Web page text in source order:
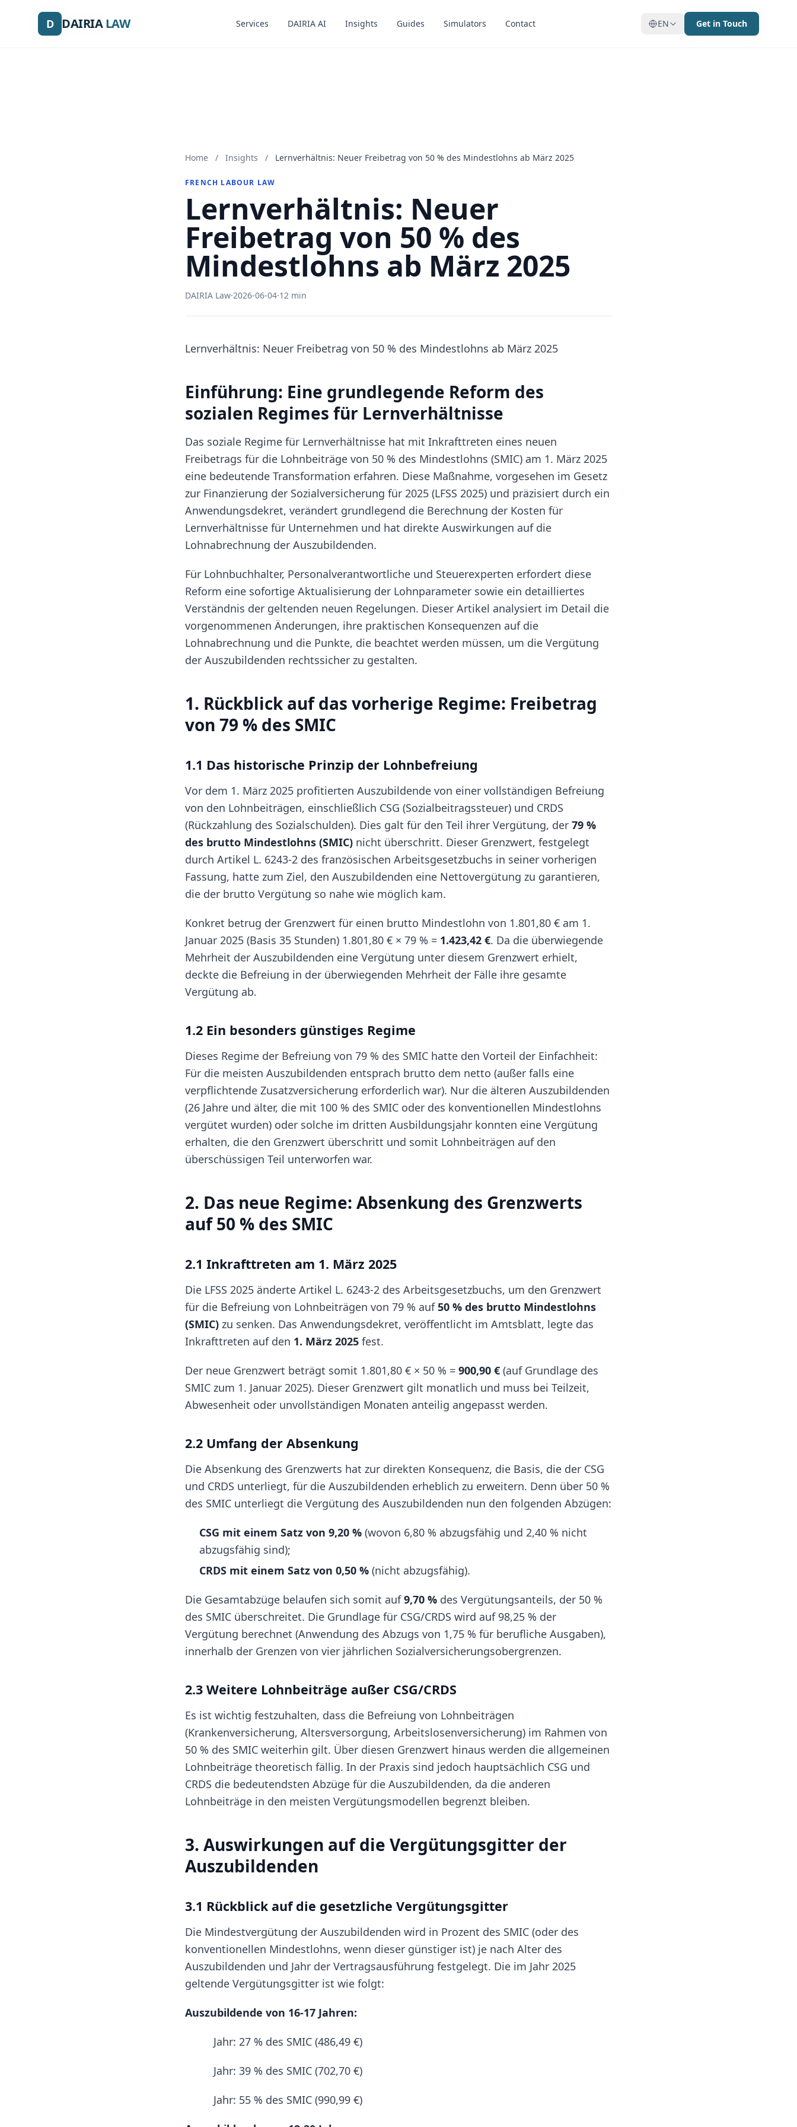
D DAIRIALAW Services DAIRIA AI Insights Guides Simulators Contact EN Get in Touch
D DAIRIALAW Services DAIRIA AI Insights Guides Simulators Contact EN Get in Touch
Home / Insights / Lernverhältnis: Neuer Freibetrag von 50 % des Mindestlohns ab März 2025
FRENCH LABOUR LAW
Lernverhältnis: Neuer
Freibetrag von 50 % des
Mindestlohns ab März 2025
DAIRIA Law·2026-06-04·12 min
Lernverhältnis: Neuer Freibetrag von 50 % des Mindestlohns ab März 2025
Einführung: Eine grundlegende Reform des
sozialen Regimes für Lernverhältnisse
Das soziale Regime für Lernverhältnisse hat mit Inkrafttreten eines neuen
Freibetrags für die Lohnbeiträge von 50 % des Mindestlohns (SMIC) am 1. März 2025
eine bedeutende Transformation erfahren. Diese Maßnahme, vorgesehen im Gesetz
zur Finanzierung der Sozialversicherung für 2025 (LFSS 2025) und präzisiert durch ein
Anwendungsdekret, verändert grundlegend die Berechnung der Kosten für
Lernverhältnisse für Unternehmen und hat direkte Auswirkungen auf die
Lohnabrechnung der Auszubildenden.
Für Lohnbuchhalter, Personalverantwortliche und Steuerexperten erfordert diese
Reform eine sofortige Aktualisierung der Lohnparameter sowie ein detailliertes
Verständnis der geltenden neuen Regelungen. Dieser Artikel analysiert im Detail die
vorgenommenen Änderungen, ihre praktischen Konsequenzen auf die
Lohnabrechnung und die Punkte, die beachtet werden müssen, um die Vergütung
der Auszubildenden rechtssicher zu gestalten.
1. Rückblick auf das vorherige Regime: Freibetrag
von 79 % des SMIC
1.1 Das historische Prinzip der Lohnbefreiung
Vor dem 1. März 2025 profitierten Auszubildende von einer vollständigen Befreiung
von den Lohnbeiträgen, einschließlich CSG (Sozialbeitragssteuer) und CRDS
(Rückzahlung des Sozialschulden). Dies galt für den Teil ihrer Vergütung, der 79 %
des brutto Mindestlohns (SMIC) nicht überschritt. Dieser Grenzwert, festgelegt
durch Artikel L. 6243-2 des französischen Arbeitsgesetzbuchs in seiner vorherigen
Fassung, hatte zum Ziel, den Auszubildenden eine Nettovergütung zu garantieren,
die der brutto Vergütung so nahe wie möglich kam.
Konkret betrug der Grenzwert für einen brutto Mindestlohn von 1.801,80 € am 1.
Januar 2025 (Basis 35 Stunden) 1.801,80 € × 79 % = 1.423,42 €. Da die überwiegende
Mehrheit der Auszubildenden eine Vergütung unter diesem Grenzwert erhielt,
deckte die Befreiung in der überwiegenden Mehrheit der Fälle ihre gesamte
Vergütung ab.
1.2 Ein besonders günstiges Regime
Dieses Regime der Befreiung von 79 % des SMIC hatte den Vorteil der Einfachheit:
Für die meisten Auszubildenden entsprach brutto dem netto (außer falls eine
verpflichtende Zusatzversicherung erforderlich war). Nur die älteren Auszubildenden
(26 Jahre und älter, die mit 100 % des SMIC oder des konventionellen Mindestlohns
vergütet wurden) oder solche im dritten Ausbildungsjahr konnten eine Vergütung
erhalten, die den Grenzwert überschritt und somit Lohnbeiträgen auf den
überschüssigen Teil unterworfen war.
2. Das neue Regime: Absenkung des Grenzwerts
auf 50 % des SMIC
2.1 Inkrafttreten am 1. März 2025
Die LFSS 2025 änderte Artikel L. 6243-2 des Arbeitsgesetzbuchs, um den Grenzwert
für die Befreiung von Lohnbeiträgen von 79 % auf50 % des brutto Mindestlohns
(SMIC) zu senken. Das Anwendungsdekret, veröffentlicht im Amtsblatt, legte das
Inkrafttreten auf den 1. März 2025 fest.
Der neue Grenzwert beträgt somit 1.801,80 € × 50 % = 900,90 € (auf Grundlage des
SMIC zum 1. Januar 2025). Dieser Grenzwert gilt monatlich und muss bei Teilzeit,
Abwesenheit oder unvollständigen Monaten anteilig angepasst werden.
2.2 Umfang der Absenkung
Die Absenkung des Grenzwerts hat zur direkten Konsequenz, die Basis, die der CSG
und CRDS unterliegt, für die Auszubildenden erheblich zu erweitern. Denn über 50 %
des SMIC unterliegt die Vergütung des Auszubildenden nun den folgenden Abzügen:
CSG mit einem Satz von 9,20 % (wovon 6,80 % abzugsfähig und 2,40 % nicht
abzugsfähig sind);
CRDS mit einem Satz von 0,50 % (nicht abzugsfähig).
Die Gesamtabzüge belaufen sich somit auf9,70 % des Vergütungsanteils, der 50 %
des SMIC überschreitet. Die Grundlage für CSG/CRDS wird auf 98,25 % der
Vergütung berechnet (Anwendung des Abzugs von 1,75 % für berufliche Ausgaben),
innerhalb der Grenzen von vier jährlichen Sozialversicherungsobergrenzen.
2.3 Weitere Lohnbeiträge außer CSG/CRDS
Es ist wichtig festzuhalten, dass die Befreiung von Lohnbeiträgen
(Krankenversicherung, Altersversorgung, Arbeitslosenversicherung) im Rahmen von
50 % des SMIC weiterhin gilt. Über diesen Grenzwert hinaus werden die allgemeinen
Lohnbeiträge theoretisch fällig. In der Praxis sind jedoch hauptsächlich CSG und
CRDS die bedeutendsten Abzüge für die Auszubildenden, da die anderen
Lohnbeiträge in den meisten Vergütungsmodellen begrenzt bleiben.
3. Auswirkungen auf die Vergütungsgitter der
Auszubildenden
3.1 Rückblick auf die gesetzliche Vergütungsgitter
Die Mindestvergütung der Auszubildenden wird in Prozent des SMIC (oder des
konventionellen Mindestlohns, wenn dieser günstiger ist) je nach Alter des
Auszubildenden und Jahr der Vertragsausführung festgelegt. Die im Jahr 2025
geltende Vergütungsgitter ist wie folgt:
Auszubildende von 16-17 Jahren:
Jahr: 27 % des SMIC (486,49 €)
Jahr: 39 % des SMIC (702,70 €)
Jahr: 55 % des SMIC (990,99 €)